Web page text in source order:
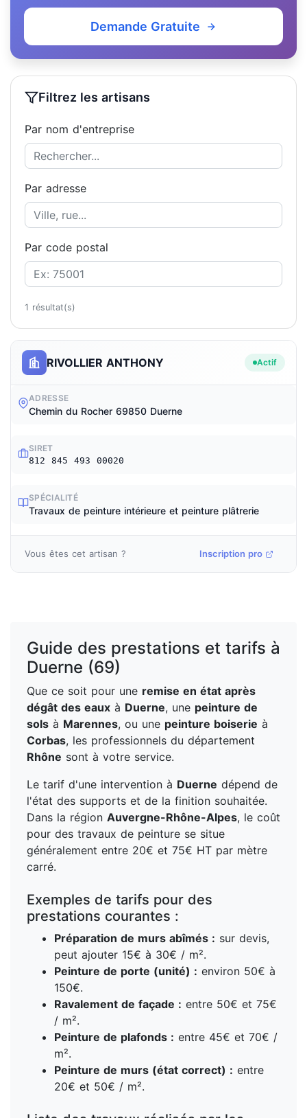
RIVOLLIER ANTHONY Actif
ADRESSE
Chemin du Rocher 69850 Duerne
SIRET
812 845 493 00020
SPÉCIALITÉ
Travaux de peinture intérieure et peinture plâtrerie
Vous êtes cet artisan ? Inscription pro
Demande Gratuite
Filtrez les artisans
Par nom d'entreprise
Par adresse
Par code postal
1 résultat(s)
Guide des prestations et tarifs à
Duerne (69)
Que ce soit pour une remise en état après
dégât des eaux à Duerne, une peinture de
sols à Marennes, ou une peinture boiserie à
Corbas, les professionnels du département
Rhône sont à votre service.
Le tarif d'une intervention à Duerne dépend de
l'état des supports et de la finition souhaitée.
Dans la région Auvergne-Rhône-Alpes, le coût
pour des travaux de peinture se situe
généralement entre 20€ et 75€ HT par mètre
carré.
Exemples de tarifs pour des
prestations courantes :
Préparation de murs abîmés : sur devis,
peut ajouter 15€ à 30€ / m².
Peinture de porte (unité) : environ 50€ à
150€.
Ravalement de façade : entre 50€ et 75€
/ m².
Peinture de plafonds : entre 45€ et 70€ /
m².
Peinture de murs (état correct) : entre
20€ et 50€ / m².